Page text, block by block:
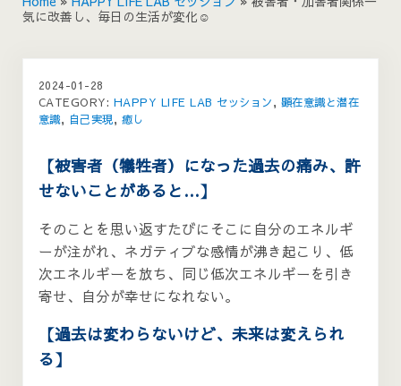
気に改善し、毎日の生活が変化☺
2024-01-28
CATEGORY: HAPPY LIFE LAB セッション, 顕在意識と潜在
意識, 自己実現, 癒し
【被害者（犠牲者）になった過去の痛み、許
せないことがあると…】
そのことを思い返すたびにそこに自分のエネルギ
ーが注がれ、ネガティブな感情が沸き起こり、低
次エネルギーを放ち、同じ低次エネルギーを引き
寄せ、自分が幸せになれない。
【過去は変わらないけど、未来は変えられ
る】